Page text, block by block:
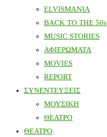
ELVISMANIA
BACK TO THE 50s
MUSIC STORIES
ΑΦΙΕΡΩΜΑΤΑ
MOVIES
REPORT
ΣΥΝΕΝΤΕΥΞΕΙΣ
ΜΟΥΣΙΚΗ
ΘΕΑΤΡΟ
ΘΕΑΤΡΟ